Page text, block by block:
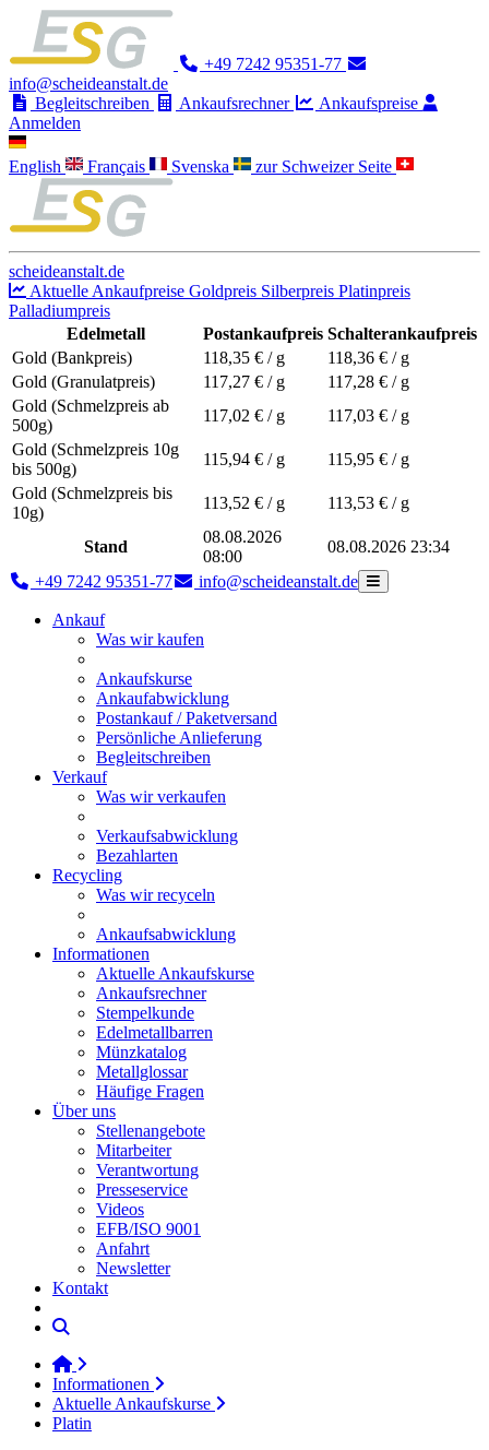
+49 7242 95351-77
info@scheideanstalt.de
Begleitschreiben
Ankaufsrechner
Ankaufspreise
Anmelden
English Français Svenska zur Schweizer Seite
scheideanstalt.de
Aktuelle Ankaufpreise Goldpreis Silberpreis Platinpreis
Palladiumpreis
Edelmetall
Postankaufpreis Schalterankaufpreis
Gold (Bankpreis)
118,35 € / g 118,36 € / g
Gold (Granulatpreis)
117,27 € / g 117,28 € / g
Gold (Schmelzpreis ab
500g)
117,02 € / g 117,03 € / g
Gold (Schmelzpreis 10g
bis 500g)
115,94 € / g 115,95 € / g
Gold (Schmelzpreis bis
10g)
113,52 € / g 113,53 € / g
Stand
08.08.2026
08:00
08.08.2026 23:34
+49 7242 95351-77 info@scheideanstalt.de
Ankauf
Was wir kaufen
Ankaufskurse
Ankaufabwicklung
Postankauf / Paketversand
Persönliche Anlieferung
Begleitschreiben
Verkauf
Was wir verkaufen
Verkaufsabwicklung
Bezahlarten
Recycling
Was wir recyceln
Ankaufsabwicklung
Informationen
Aktuelle Ankaufskurse
Ankaufsrechner
Stempelkunde
Edelmetallbarren
Münzkatalog
Metallglossar
Häufige Fragen
Über uns
Stellenangebote
Mitarbeiter
Verantwortung
Presseservice
Videos
EFB/ISO 9001
Anfahrt
Newsletter
Kontakt
Informationen
Aktuelle Ankaufskurse
Platin